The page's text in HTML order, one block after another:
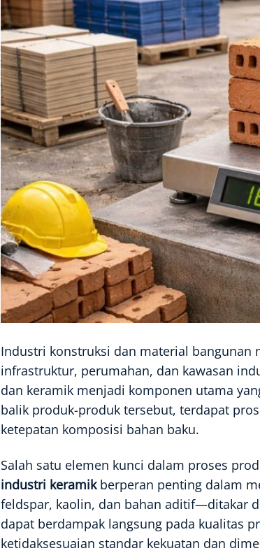
Industri konstruksi dan material bangunan
infrastruktur, perumahan, dan kawasan
dan keramik menjadi komponen utama
balik produk-produk tersebut, terdapat
ketepatan komposisi bahan baku.
Salah satu elemen kunci dalam proses
industri keramikberperan penting dalam
feldspar, kaolin, dan bahan aditif—ditakar
dapat berdampak langsung pada kualitas
ketidaksesuaian standar kekuatan dan